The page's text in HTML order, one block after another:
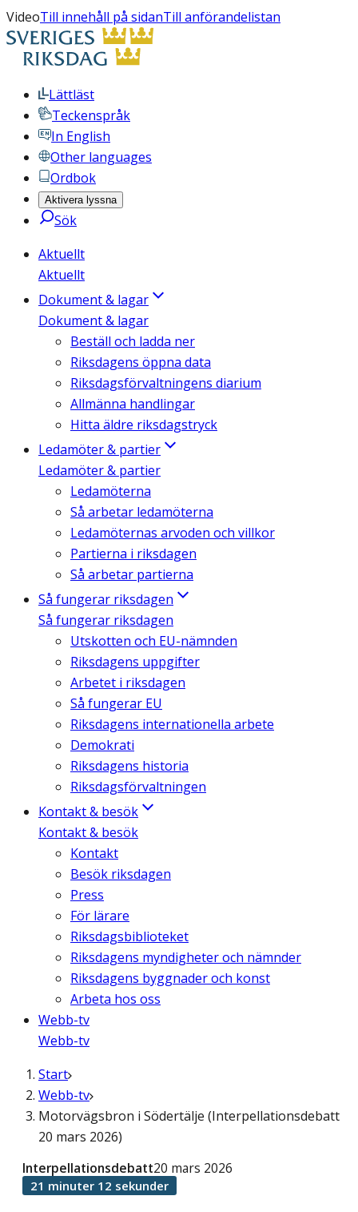
VideoTill innehåll på sidanTill anförandelistan
Lättläst
Teckenspråk
In English
Other languages
Ordbok
Aktivera lyssna
Sök
Aktuellt
Aktuellt
Dokument & lagar
Dokument & lagar
Beställ och ladda ner
Riksdagens öppna data
Riksdagsförvaltningens diarium
Allmänna handlingar
Hitta äldre riksdagstryck
Ledamöter & partier
Ledamöter & partier
Ledamöterna
Så arbetar ledamöterna
Ledamöternas arvoden och villkor
Partierna i riksdagen
Så arbetar partierna
Så fungerar riksdagen
Så fungerar riksdagen
Utskotten och EU-nämnden
Riksdagens uppgifter
Arbetet i riksdagen
Så fungerar EU
Riksdagens internationella arbete
Demokrati
Riksdagens historia
Riksdagsförvaltningen
Kontakt & besök
Kontakt & besök
Kontakt
Besök riksdagen
Press
För lärare
Riksdagsbiblioteket
Riksdagens myndigheter och nämnder
Riksdagens byggnader och konst
Arbeta hos oss
Webb-tv
Webb-tv
Start
Webb-tv
Motorvägsbron i Södertälje (Interpellationsdebatt
20 mars 2026)
Interpellationsdebatt20 mars 2026
21 minuter 12 sekunder